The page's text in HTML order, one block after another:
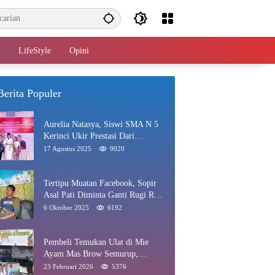
LifeStyle Opini
Populer
Aurelia Natasya, Siswi SMA N 5
Kerinci Ukir Prestasi Dari
Paskibraka Hingga Juara Gadis
17 Agustus 2025 9020
Tertipu Muatan Facebook, Sopir
Asal Pati Diminta Ganti Rugi Rp
40 Juta di Rawang
6 Oktober 2025 6192
Pembeli Temukan Ulat di Mie
Ayam Mas Brow Semurup,
Pengelola Minta Maaf
23 Februari 2026 5376